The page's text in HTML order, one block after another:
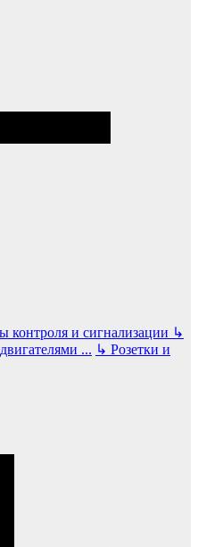
контроля и сигнализации ↳
... ↳ Розетки и